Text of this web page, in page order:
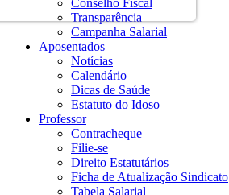
Transparência
Campanha Salarial
Aposentados
Notícias
Calendário
Dicas de Saúde
Estatuto do Idoso
Professor
Contracheque
Filie-se
Direito Estatutários
Ficha de Atualização Sindicato
Tabela Salarial